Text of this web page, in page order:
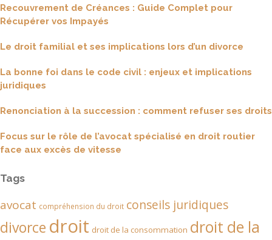
Recouvrement de Créances : Guide Complet pour
Récupérer vos Impayés
Le droit familial et ses implications lors d’un divorce
La bonne foi dans le code civil : enjeux et implications
juridiques
Renonciation à la succession : comment refuser ses droits
Focus sur le rôle de l’avocat spécialisé en droit routier
face aux excès de vitesse
Tags
avocat compréhension du droit conseils juridiques
divorce droit droit de la consommation droit de la